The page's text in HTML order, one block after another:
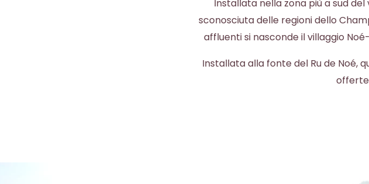
Installata nella zona più a sud
sconosciuta delle regioni dello
affluenti si nasconde il villaggio
Installata alla fonte del Ru de Noé,